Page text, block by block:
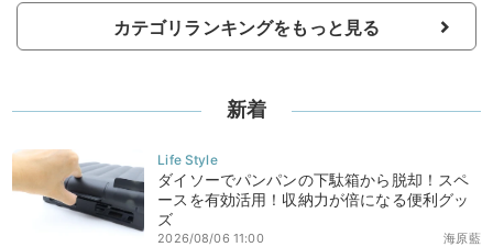
カテゴリランキングをもっと見る
新着
ダイソーでパンパンの下駄箱から脱却！スペ
ースを有効活用！収納力が倍になる便利グッ
ズ
海原藍
2026/08/06 11:00